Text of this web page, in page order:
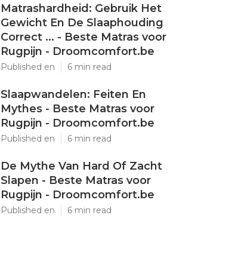
Matrashardheid: Gebruik Het
Gewicht En De Slaaphouding
Correct ... - Beste Matras voor
Rugpijn - Droomcomfort.be
Published en 6 min read
Slaapwandelen: Feiten En
Mythes - Beste Matras voor
Rugpijn - Droomcomfort.be
Published en 6 min read
De Mythe Van Hard Of Zacht
Slapen - Beste Matras voor
Rugpijn - Droomcomfort.be
Published en 6 min read